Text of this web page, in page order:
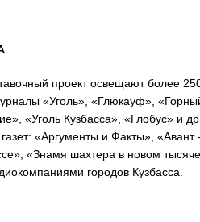
проект освещают более
«Уголь», «Глюкауф»,
«Уголь Кузбасса», «Глобус» и
«Аргументы и Факты»,
«Знамя шахтера в новом
городов Кузбасса.